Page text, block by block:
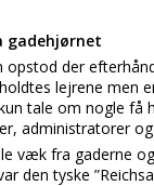
gadehjørnet
der
lejrene men
tale om nogle få
administratorer
væk fra gaderne
den tyske